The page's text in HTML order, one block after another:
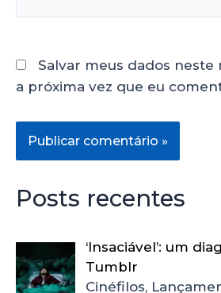
Salvar meus dados neste
a próxima vez que eu
Posts recentes
‘Insaciável’: um
Tumblr
Cinéfilos,